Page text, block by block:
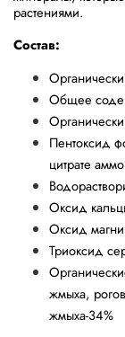
растениями.
Состав:
Общее
Пентоксид
цитрате
Оксид
Оксид
Триоксид
жмыха,
жмыха-34%